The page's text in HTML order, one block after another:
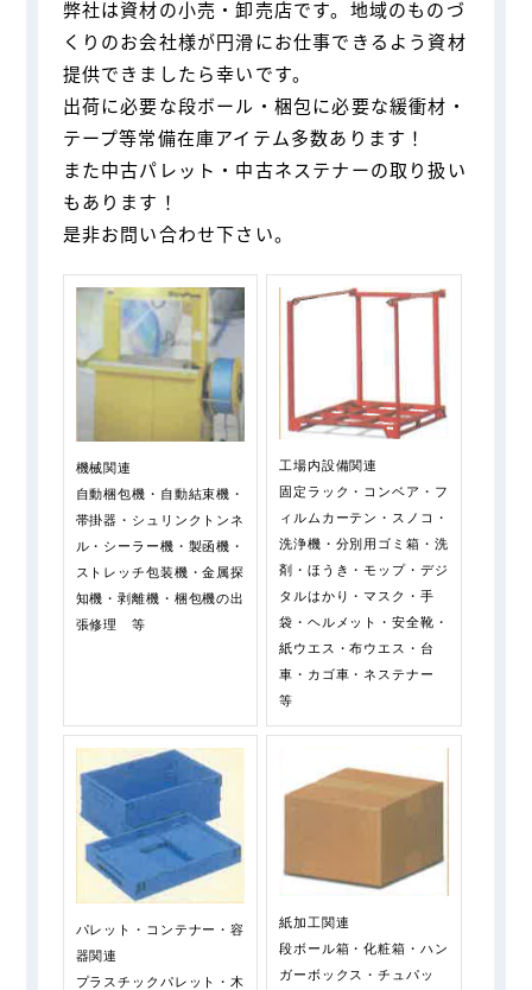
弊社は資材の小売・卸売店です。地域のものづ
くりのお会社様が円滑にお仕事できるよう資材
提供できましたら幸いです。
出荷に必要な段ボール・梱包に必要な緩衝材・
テープ等常備在庫アイテム多数あります！
また中古パレット・中古ネステナーの取り扱い
もあります！
是非お問い合わせ下さい。
機械関連
自動梱包機・自動結束機・
帯掛器・シュリンクトンネ
ル・シーラー機・製函機・
ストレッチ包装機・金属探
知機・剥離機・梱包機の出
張修理 等
工場内設備関連
固定ラック・コンベア・フ
ィルムカーテン・スノコ・
洗浄機・分別用ゴミ箱・洗
剤・ほうき・モップ・デジ
タルはかり・マスク・手
袋・ヘルメット・安全靴・
紙ウエス・布ウエス・台
車・カゴ車・ネステナー
等
パレット・コンテナー・容
器関連
プラスチックパレット・木
紙加工関連
段ボール箱・化粧箱・ハン
ガーボックス・チュパッ